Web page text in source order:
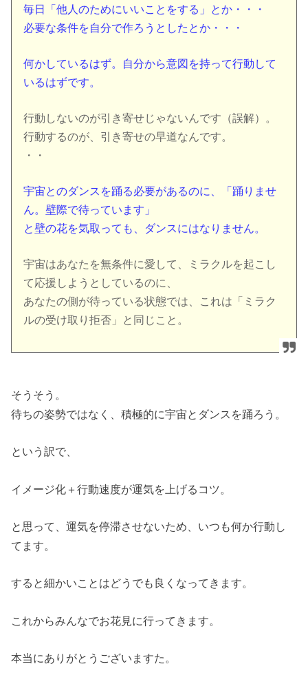
毎日「他人のためにいいことをする」とか・・・
必要な条件を自分で作ろうとしたとか・・・
何かしているはず。自分から意図を持って行動して
いるはずです。
行動しないのが引き寄せじゃないんです（誤解）。
行動するのが、引き寄せの早道なんです。
・・
宇宙とのダンスを踊る必要があるのに、「踊りませ
ん。壁際で待っています」
と壁の花を気取っても、ダンスにはなりません。
宇宙はあなたを無条件に愛して、ミラクルを起こし
て応援しようとしているのに、
あなたの側が待っている状態では、これは「ミラク
ルの受け取り拒否」と同じこと。
そうそう。
待ちの姿勢ではなく、積極的に宇宙とダンスを踊ろう。
という訳で、
イメージ化＋行動速度が運気を上げるコツ。
と思って、運気を停滞させないため、いつも何か行動し
てます。
すると細かいことはどうでも良くなってきます。
これからみんなでお花見に行ってきます。
本当にありがとうございますた。